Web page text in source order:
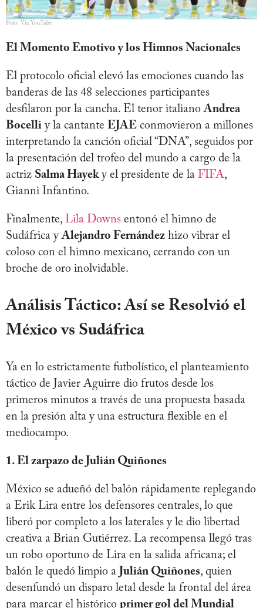
Foto: Via YouTube
El Momento Emotivo y los Himnos Nacionales
El protocolo oficial elevó las emociones cuando las
banderas de las 48 selecciones participantes
desfilaron por la cancha. El tenor italianoAndrea
Bocelli y la cantante EJAE conmovieron a millones
interpretando la canción oficial “DNA”, seguidos por
la presentación del trofeo del mundo a cargo de la
actriz Salma Hayeky el presidente de la FIFA,
Gianni Infantino.
Finalmente, Lila Downs entonó el himno de
Sudáfrica yAlejandro Fernández hizo vibrar el
coloso con el himno mexicano, cerrando con un
broche de oro inolvidable.
Análisis Táctico: Así se Resolvió el
México vs Sudáfrica
Ya en lo estrictamente futbolístico, el planteamiento
táctico de Javier Aguirre dio frutos desde los
primeros minutos a través de una propuesta basada
en la presión alta y una estructura flexible en el
mediocampo.
1. El zarpazo de Julián Quiñones
México se adueñó del balón rápidamente replegando
a Erik Lira entre los defensores centrales, lo que
liberó por completo a los laterales y le dio libertad
creativa a Brian Gutiérrez. La recompensa llegó tras
un robo oportuno de Lira en la salida africana; el
balón le quedó limpio a Julián Quiñones, quien
desenfundó un disparo letal desde la frontal del área
para marcar el histórico primer gol del Mundial